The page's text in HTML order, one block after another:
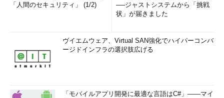
「人間のセキュリティ」 (1/2)
──ジャストシステムから「挑戦
状」が届きました
ヴイエムウェア、Virtual SAN強化でハイパーコンバ
ージドインフラの選択肢広げる
「モバイルアプリ開発に最適な言語はC#」――マイ